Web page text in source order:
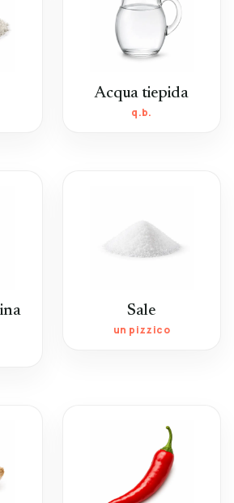
Acqua tiepida
q.b.
Sale
un pizzico